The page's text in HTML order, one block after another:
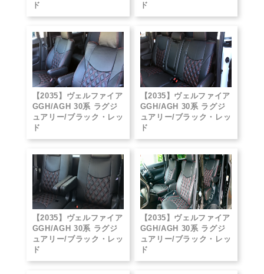
ド
ド
【2035】ヴェルファイア
GGH/AGH 30系 ラグジ
ュアリー/ブラック・レッ
ド
【2035】ヴェルファイア
GGH/AGH 30系 ラグジ
ュアリー/ブラック・レッ
ド
【2035】ヴェルファイア
GGH/AGH 30系 ラグジ
ュアリー/ブラック・レッ
ド
【2035】ヴェルファイア
GGH/AGH 30系 ラグジ
ュアリー/ブラック・レッ
ド